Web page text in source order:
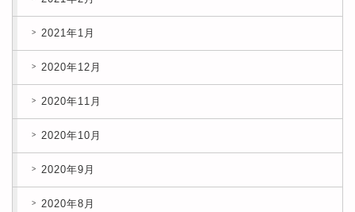
2021年1月
2020年12月
2020年11月
2020年10月
2020年9月
2020年8月